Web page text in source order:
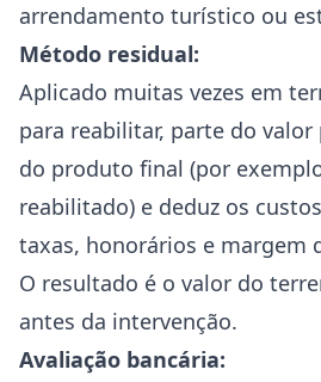
arrendamento turístico ou
Método residual:
Aplicado muitas vezes em
para reabilitar, parte do
do produto final (por
reabilitado) e deduz os
taxas, honorários e margem
O resultado é o valor do
antes da intervenção.
Avaliação bancária: